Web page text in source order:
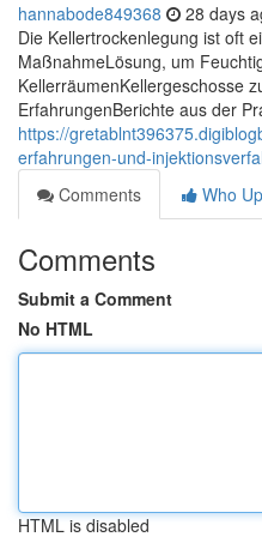
hannabode849368 28 days
Die Kellertrockenlegung ist oft
MaßnahmeLösung, um
KellerräumenKellergeschosse
ErfahrungenBerichte aus der
https://
erfahrungen-und-
Comments
Who
Comments
Submit a Comment
No HTML
HTML is disabled